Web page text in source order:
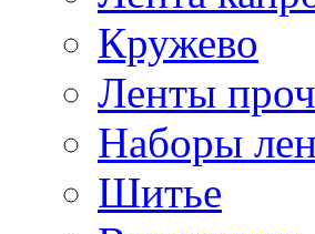
Кружево
Ленты
Наборы
Шитье